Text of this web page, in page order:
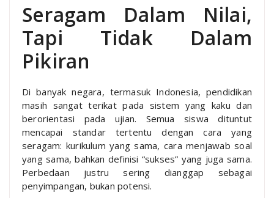
Seragam Dalam Nilai,
Tapi Tidak Dalam
Pikiran
Di banyak negara, termasuk Indonesia, pendidikan
masih sangat terikat pada sistem yang kaku dan
berorientasi pada ujian. Semua siswa dituntut
mencapai standar tertentu dengan cara yang
seragam: kurikulum yang sama, cara menjawab soal
yang sama, bahkan definisi “sukses” yang juga sama.
Perbedaan justru sering dianggap sebagai
penyimpangan, bukan potensi.